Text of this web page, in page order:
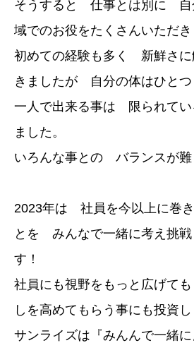
そうすると 仕事とは別に 自
域でのお役をたくさんいただき
初めての経験も多く 新鮮さに
きましたが 自分の体はひとつ
一人で出来る事は 限られて
ました。
いろんな事との バランスが難
2023年は 社員を今以上に巻
とを みんなで一緒に考え挑戦
す！
社員にも視野をもっと広げて
しを高めてもらう事にも投資
サンライズは『みんんで一緒に